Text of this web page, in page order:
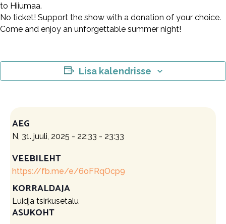
to Hiiumaa.
No ticket! Support the show with a donation of your choice.
Come and enjoy an unforgettable summer night!
Lisa kalendrisse
AEG
N, 31. juuli, 2025 - 22:33 - 23:33
VEEBILEHT
https://fb.me/e/6oFRqOcp9
KORRALDAJA
Luidja tsirkusetalu
ASUKOHT